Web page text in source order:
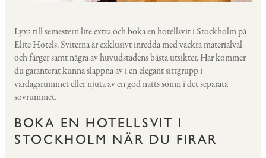
Lyxa till semestern lite extra och boka en hotellsvit i Stockholm på
Elite Hotels. Sviterna är exklusivt inredda med vackra materialval
och färger samt några av huvudstadens bästa utsikter. Här kommer
du garanterat kunna slappna av i en elegant sittgrupp i
vardagsrummet eller njuta av en god natts sömn i det separata
sovrummet.
BOKA EN HOTELLSVIT I
STOCKHOLM NÄR DU FIRAR